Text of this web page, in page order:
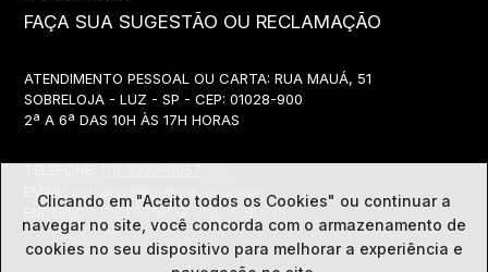
FAÇA SUA SUGESTÃO OU RECLAMAÇÃO
ATENDIMENTO PESSOAL OU CARTA: RUA MAUÁ, 51
SOBRELOJA - LUZ - SP - CEP: 01028-900
2ª A 6ª DAS 10H ÀS 17H HORAS
EMAIL:
ouvidoria@cultura.sp.gov.br
ENDEREÇO ELETRÔNICO: clique abaixo
Clicando em "Aceito todos os Cookies" ou continuar a
navegar no site, você concorda com o armazenamento de
cookies no seu dispositivo para melhorar a experiência e